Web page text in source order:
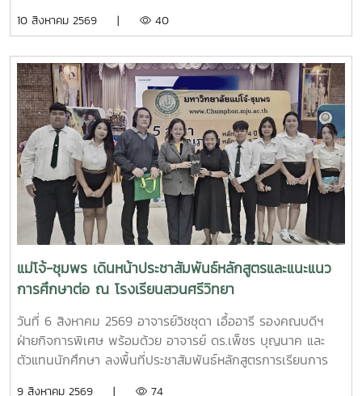
สอดคล้องกับพันธกิจของมหาวิทยาลัยในการนำองค์ความรู้และ
แก่ชุมชนอย่างยั่งยืนมหาวิทยาลัยแม่โจ้–ชุมพร ร่วมสร้างเครือ
ข่ายทางวิชาการ ขับเคลื่อนงานวิจัย และสนับสนุนการจัดการ
ทรัพยากรทางทะเลโดยชุมชน เพื่อการพัฒนาท้องถิ่นอย่างยั่งยืน
และรัฐมนตรีว่าการกระทรวงพาณิชย์การนำเสนอครั้งนี้จัดขึ้น
ผลไม้ โดยเฉพาะสินค้าทุเรียน ณ บริษัท ศิริมงคล คอร์เปอเรท
กรุ๊ป จำกัด ตำบลนาโพธิ์ อำเภอสวี จังหวัดชุมพรทั้งนี้ นางศุภจี
สุธรรมพันธุ์ ได้ให้ความสนใจและชื่นชมการดำเนินงานของ
มหาวิทยาลัยแม่โจ้–ชุมพร ซึ่งได้นำนวัตกรรมการผลิตปุ๋ยหมัก
แบบไม่พลิกกลับกองด้วยวิธีวิศวกรรมแม่โจ้ 1 มาประยุกต์ใช้ใน
การจัดการเปลือกทุเรียน พร้อมมอบหมายสำนักงานพาณิชย์
จังหวัดชุมพรสนับสนุนการผลิตปุ๋ยอินทรีย์จากเปลือกทุเรียนอย่าง
เป็นรูปธรรมจังหวัดชุมพรมีการส่งออกเนื้อทุเรียนมากกว่า 9.5
ล้านกิโลกรัมต่อปี ส่งผลให้มีเปลือกทุเรียนเหลือทิ้งภายในจังหวัด
มากกว่า 20 ล้านกิโลกรัมต่อปี การนำนวัตกรรมดังกล่าวมาใช้จึง
เป็นแนวทางสำคัญในการจัดการวัสดุเหลือทิ้งจากภาคการเกษตร
อย่างมีประสิทธิภาพ ลดผลกระทบต่อสิ่งแวดล้อม และเปลี่ยน
เปลือกทุเรียนให้เป็นปุ๋ยอินทรีย์ที่สามารถนำกลับมาใช้ประโยชน์
ทางการเกษตรได้การดำเนินงานนี้นับเป็นการเพิ่มมูลค่าให้แก่ของ
เหลือใช้จากกระบวนการผลิตทุเรียน สอดคล้องกับแนวคิด Zero
Waste หรือการมุ่งใช้ทรัพยากรอย่างคุ้มค่า ลดปริมาณของเสีย
10 สิงหาคม 2569 | 40
แม่โจ้-ชุมพร เดินหน้าประชาสัมพันธ์หลักสูตรและแนะแนว
การศึกษาต่อ ณ โรงเรียนสวนศรีวิทยา
วันที่ 6 สิงหาคม 2569 อาจารย์วิชชุดา เอื้ออารี รองคณบดีฯ
ฝ่ายกิจการพิเศษ พร้อมด้วย อาจารย์ ดร.เพ็ชร บุญนาค และ
ตัวแทนนักศึกษา ลงพื้นที่ประชาสัมพันธ์หลักสูตรการเรียนการ
9 สิงหาคม 2569 | 74